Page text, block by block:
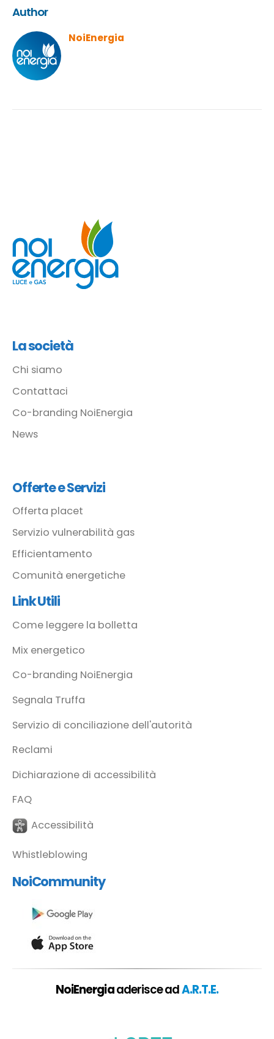
Author
NoiEnergia
La società
Chi siamo
Contattaci
Co-branding NoiEnergia
News
Offerte e Servizi
Offerta placet
Servizio vulnerabilità gas
Efficientamento
Comunità energetiche
Link Utili
Come leggere la bolletta
Mix energetico
Co-branding NoiEnergia
Segnala Truffa
Servizio di conciliazione dell'autorità
Reclami
Dichiarazione di accessibilità
FAQ
Accessibilità
Whistleblowing
NoiCommunity
NoiEnergiaaderisce adA.R.T.E.